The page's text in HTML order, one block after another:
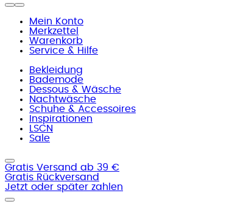
Mein Konto
Merkzettel
Warenkorb
Service & Hilfe
Bekleidung
Bademode
Dessous & Wäsche
Nachtwäsche
Schuhe & Accessoires
Inspirationen
LSCN
Sale
Gratis Versand ab 39 €
Gratis Rückversand
Jetzt oder später zahlen